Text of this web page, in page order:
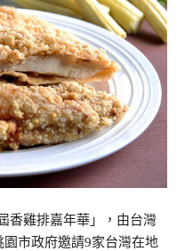
香雞排嘉年華」，由台灣
市政府邀請9家台灣在地